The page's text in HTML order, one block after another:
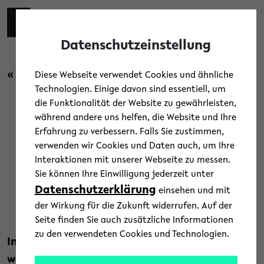
Skip to main content
« Zurück zur Übersicht
Campus News Uni-Leben
Wahlen zu den
Hochschulgremien
16. Juni 2026
Text: Universität Bielefeld
In dieser Woche, bis zum 18. Juni, können alle
wahlberechtigten Mitglieder ihre
Datenschutzeinstellung
Diese Webseite verwendet Cookies und ähnliche
Technologien. Einige davon sind essentiell, um
die Funktionalität der Website zu gewährleisten,
während andere uns helfen, die Website und Ihre
Erfahrung zu verbessern. Falls Sie zustimmen,
verwenden wir Cookies und Daten auch, um Ihre
Interaktionen mit unserer Webseite zu messen.
Sie können Ihre Einwilligung jederzeit unter
Datenschutzerklärung einsehen und mit
der Wirkung für die Zukunft widerrufen. Auf der
Seite finden Sie auch zusätzliche Informationen
zu den verwendeten Cookies und Technologien.